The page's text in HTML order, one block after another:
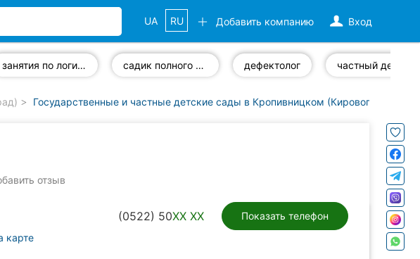
Вход
Добавить компанию
UA RU
занятия по логике садик полного дня дефектолог
Государственные и частные детские сады в Кропивницком (Кировоград)
отзыв
(0522) 50XX XX Показать телефон
карте